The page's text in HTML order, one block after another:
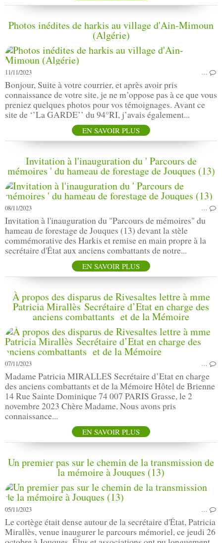
Photos inédites de harkis au village d'Ain-Mimoun
(Algérie)
11/11/2023 …
Bonjour, Suite à votre courrier, et après avoir pris
connaissance de votre site, je ne m’oppose pas à ce que vous
preniez quelques photos pour vos témoignages. Avant ce
site de ‘’La GARDE’’ du 94°RI, j’avais également...
EN SAVOIR PLUS
Invitation à l'inauguration du ' Parcours de
mémoires ' du hameau de forestage de Jouques (13)
08/11/2023 …
Invitation à l'inauguration du "Parcours de mémoires" du
hameau de forestage de Jouques (13) devant la stèle
commémorative des Harkis et remise en main propre à la
secrétaire d'État aux anciens combattants de notre...
EN SAVOIR PLUS
À propos des disparus de Rivesaltes lettre à mme
Patricia Mirallès Secrétaire d’Etat en charge des
anciens combattants et de la Mémoire
07/11/2023 …
Madame Patricia MIRALLES Secrétaire d’Etat en charge
des anciens combattants et de la Mémoire Hôtel de Brienne
14 Rue Sainte Dominique 74 007 PARIS Grasse, le 2
novembre 2023 Chère Madame, Nous avons pris
connaissance...
EN SAVOIR PLUS
Un premier pas sur le chemin de la transmission de
la mémoire à Jouques (13)
05/11/2023 …
Le cortège était dense autour de la secrétaire d'État, Patricia
Mirallès, venue inaugurer le parcours mémoriel, ce jeudi 26